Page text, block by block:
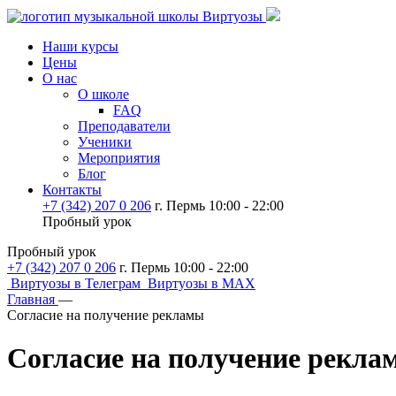
Наши курсы
Цены
О нас
О школе
FAQ
Преподаватели
Ученики
Мероприятия
Блог
Контакты
+7 (342) 207 0 206 г. Пермь 10:00 - 22:00
Пробный урок
Пробный урок
+7 (342) 207 0 206 г. Пермь 10:00 - 22:00
Виртуозы в Телеграм Виртуозы в MAX
Главная —
Согласие на получение рекламы
Согласие на получение